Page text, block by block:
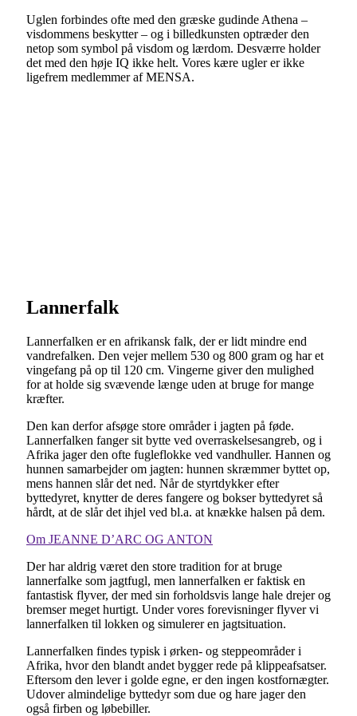
Uglen forbindes ofte med den græske gudinde Athena –
visdommens beskytter – og i billedkunsten optræder den
netop som symbol på visdom og lærdom. Desværre holder
det med den høje IQ ikke helt. Vores kære ugler er ikke
ligefrem medlemmer af MENSA.
Lannerfalk
Lannerfalken er en afrikansk falk, der er lidt mindre end
vandrefalken. Den vejer mellem 530 og 800 gram og har et
vingefang på op til 120 cm. Vingerne giver den mulighed
for at holde sig svævende længe uden at bruge for mange
kræfter.
Den kan derfor afsøge store områder i jagten på føde.
Lannerfalken fanger sit bytte ved overraskelsesangreb, og i
Afrika jager den ofte fugleflokke ved vandhuller. Hannen og
hunnen samarbejder om jagten: hunnen skræmmer byttet op,
mens hannen slår det ned. Når de styrtdykker efter
byttedyret, knytter de deres fangere og bokser byttedyret så
hårdt, at de slår det ihjel ved bl.a. at knække halsen på dem.
Om JEANNE D’ARC OG ANTON
Der har aldrig været den store tradition for at bruge
lannerfalke som jagtfugl, men lannerfalken er faktisk en
fantastisk flyver, der med sin forholdsvis lange hale drejer og
bremser meget hurtigt. Under vores forevisninger flyver vi
lannerfalken til lokken og simulerer en jagtsituation.
Lannerfalken findes typisk i ørken- og steppeområder i
Afrika, hvor den blandt andet bygger rede på klippeafsatser.
Eftersom den lever i golde egne, er den ingen kostfornægter.
Udover almindelige byttedyr som due og hare jager den
også firben og løbebiller.